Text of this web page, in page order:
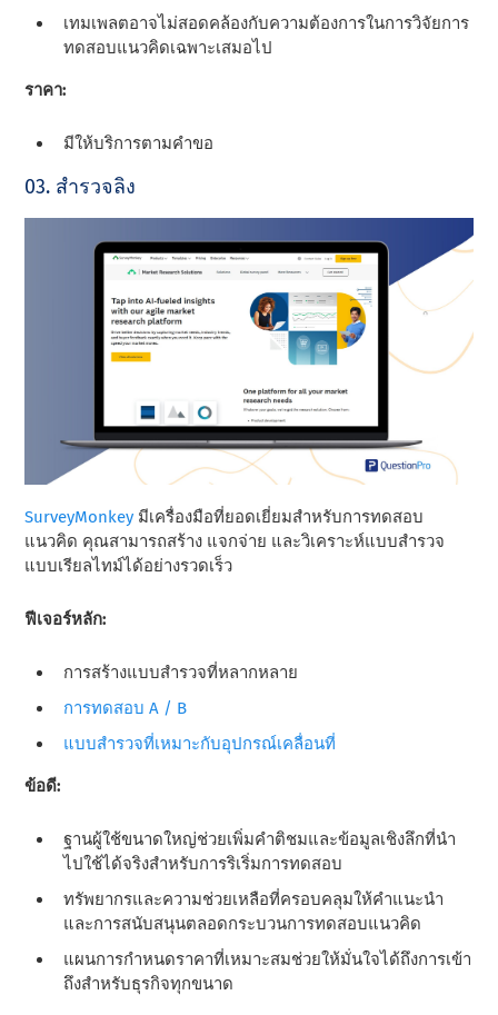
เทมเพลตอาจไม่สอดคล้องกับความต้องการในการวิจัยการ
ทดสอบแนวคิดเฉพาะเสมอไป
ราคา:
มีให้บริการตามคําขอ
03. สํารวจลิง
SurveyMonkey มีเครื่องมือที่ยอดเยี่ยมสําหรับการทดสอบ
แนวคิด คุณสามารถสร้าง แจกจ่าย และวิเคราะห์แบบสํารวจ
แบบเรียลไทม์ได้อย่างรวดเร็ว
ฟีเจอร์หลัก:
การสร้างแบบสํารวจที่หลากหลาย
การทดสอบ A / B
แบบสํารวจที่เหมาะกับอุปกรณ์เคลื่อนที่
ข้อดี:
ฐานผู้ใช้ขนาดใหญ่ช่วยเพิ่มคําติชมและข้อมูลเชิงลึกที่นํา
ไปใช้ได้จริงสําหรับการริเริ่มการทดสอบ
ทรัพยากรและความช่วยเหลือที่ครอบคลุมให้คําแนะนํา
และการสนับสนุนตลอดกระบวนการทดสอบแนวคิด
แผนการกําหนดราคาที่เหมาะสมช่วยให้มั่นใจได้ถึงการเข้า
ถึงสําหรับธุรกิจทุกขนาด